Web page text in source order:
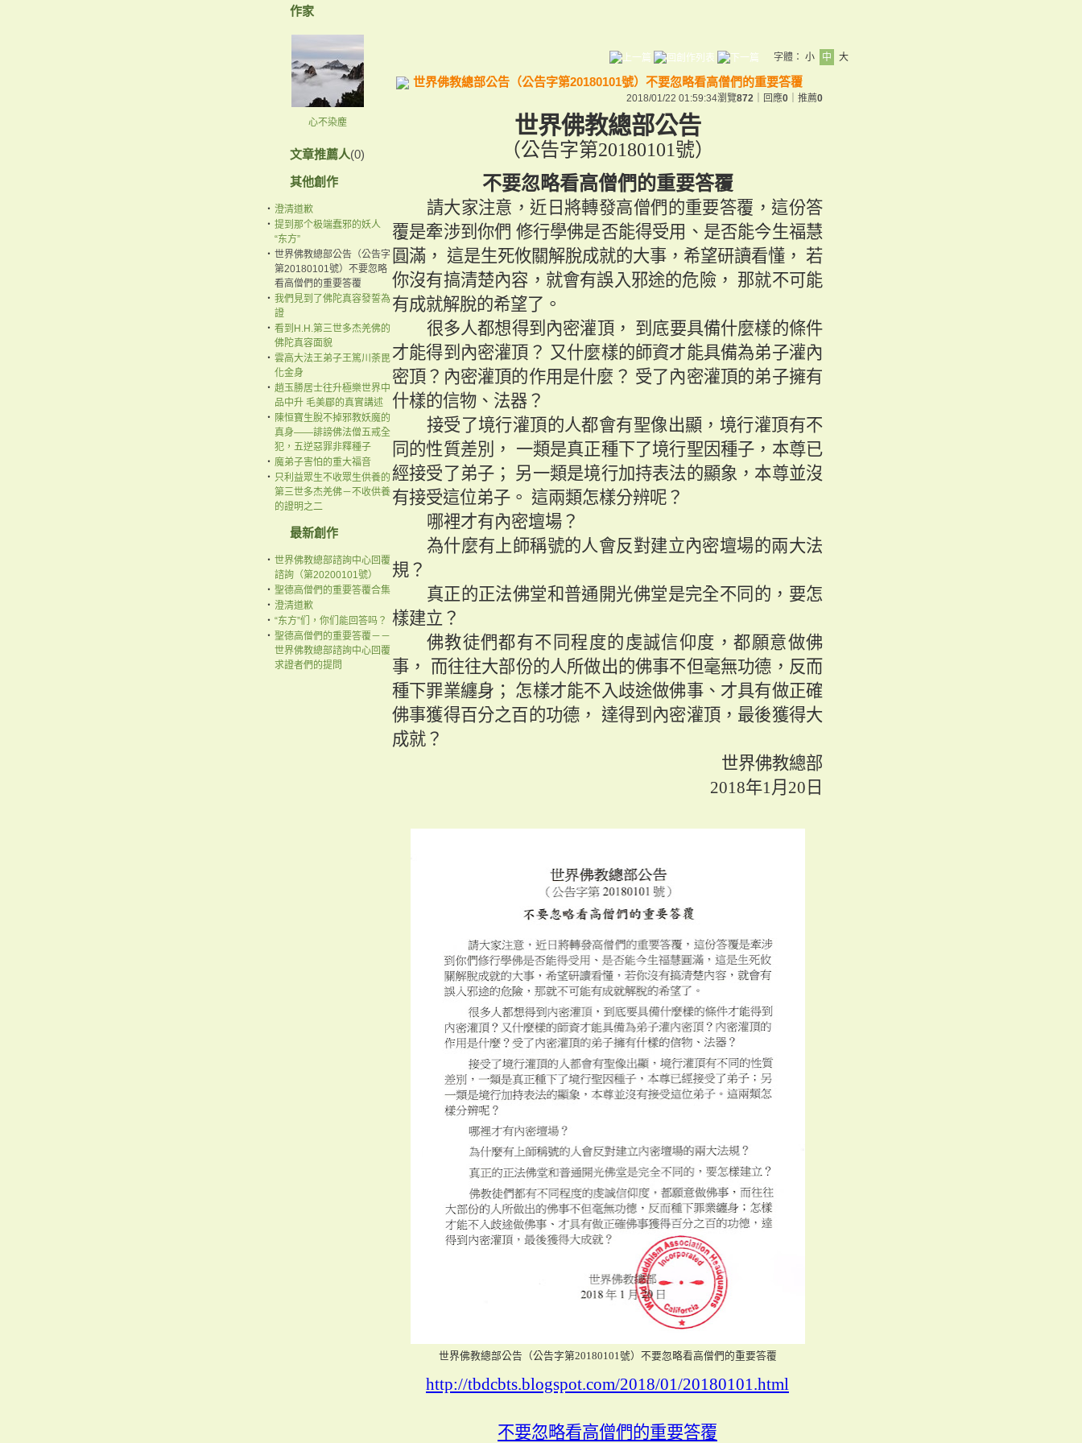
作家
心不染塵
文章推薦人(0)
其他創作
‧ 澄清道歉
‧ 提到那个极端蠢邪的妖人
“东方”
‧ 世界佛教總部公告（公告字
第20180101號）不要忽略
看高僧們的重要答覆
‧ 我們見到了佛陀真容發誓為
證
‧ 看到H.H.第三世多杰羌佛的
佛陀真容面貌
‧ 雲高大法王弟子王篤川荼毘
化金身
‧ 趙玉勝居士往升極樂世界中
品中升 毛美郿的真實講述
‧ 陳恒寶生脫不掉邪教妖魔的
真身——誹謗佛法僧五戒全
犯，五逆惡罪非釋種子
‧ 魔弟子害怕的重大福音
‧ 只利益眾生不收眾生供養的
第三世多杰羌佛－不收供養
的證明之二
最新創作
‧ 世界佛教總部諮詢中心回覆
諮詢（第20200101號）
‧ 聖德高僧們的重要答覆合集
‧ 澄清道歉
‧ “东方”们，你们能回答吗？
‧ 聖德高僧們的重要答覆－－
世界佛教總部諮詢中心回覆
求證者們的提問
字體： 小 中 大
世界佛教總部公告（公告字第20180101號）不要忽略看高僧們的重要答覆
2018/01/22 01:59:34瀏覽872 ｜回應0 ｜推薦0
世界佛教總部公告
（公告字第20180101號）
不要忽略看高僧們的重要答覆
請大家注意，近日將轉發高僧們的重要答覆，這份答
覆是牽涉到你們 修行學佛是否能得受用、是否能今生福慧
圓滿， 這是生死攸關解脫成就的大事，希望研讀看懂， 若
你沒有搞清楚內容，就會有誤入邪途的危險， 那就不可能
有成就解脫的希望了。
很多人都想得到內密灌頂， 到底要具備什麼樣的條件
才能得到內密灌頂？ 又什麼樣的師資才能具備為弟子灌內
密頂？內密灌頂的作用是什麼？ 受了內密灌頂的弟子擁有
什樣的信物、法器？
接受了境行灌頂的人都會有聖像出顯，境行灌頂有不
同的性質差別，
一類是真正種下了境行聖因種子，本尊已
經接受了弟子； 另一類是境行加持表法的顯象，本尊並沒
有接受這位弟子。 這兩類怎樣分辨呢？
哪裡才有內密壇場？
為什麼有上師稱號的人會反對建立內密壇場的兩大法
規？
真正的正法佛堂和普通開光佛堂是完全不同的，要怎
樣建立？
佛教徒們都有不同程度的虔誠信仰度，都願意做佛
事，
而往往大部份的人所做出的佛事不但毫無功德，反而
種下罪業纏身； 怎樣才能不入歧途做佛事、才具有做正確
佛事獲得百分之百的功德，
達得到內密灌頂，最後獲得大
成就？
世界佛教總部
2018年1月 20 日
世界佛教總部公告（公告字第20180101號）不要忽略看高僧們的重要答覆
http://tbdcbts.blogspot.com/2018/01/20180101.html
不要忽略看高僧們的重要答覆